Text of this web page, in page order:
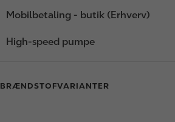
Mobilbetaling - butik (Erhverv)
High-speed pumpe
BRÆNDSTOFVARIANTER